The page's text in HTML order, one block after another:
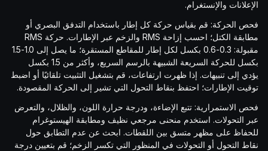
الإعلانات والإنستغرام.
فحص الحركة: قم بقياس حركة كل إطار باستخدام التدفق البصري أو
مطابقة الكتل؛ احسب إزاحة RMS والزخم عبر الإطارات. حركة RMS
مقبولة: 0.3-0.6 بكسل لكل إطار للمقاطع المستقرة؛ ما يصل إلى 1.0-1.5
بكسل للحركة السريعة الشبيهة بالرسم السريع، وأكثر من 1.5 بكسل
يؤدي إلى تنبيهات. إذا ظهرت ارتفاعات، قم بتشغيل التثبيت تلقائيًا أو اضبط
توقيت الإطارات؛ احتفظ بنقاط التحول التي تشير إلى الحركة المقصودة.
فحص الاستمرارية: تتبع الإضاءة، ودرجة حرارة اللون، والظلال، والتعرض
عبر التحولات. استخدم منحنى مرجعي نظيف ومطابقة الهيستوغرام
للحفاظ على مظهر متسق بين اللقطات. ابحث عن عدم التطابق حول
نقاط التحول أو التحولات في المنظور التي تكسر الزخم؛ قم بتعيين درجة